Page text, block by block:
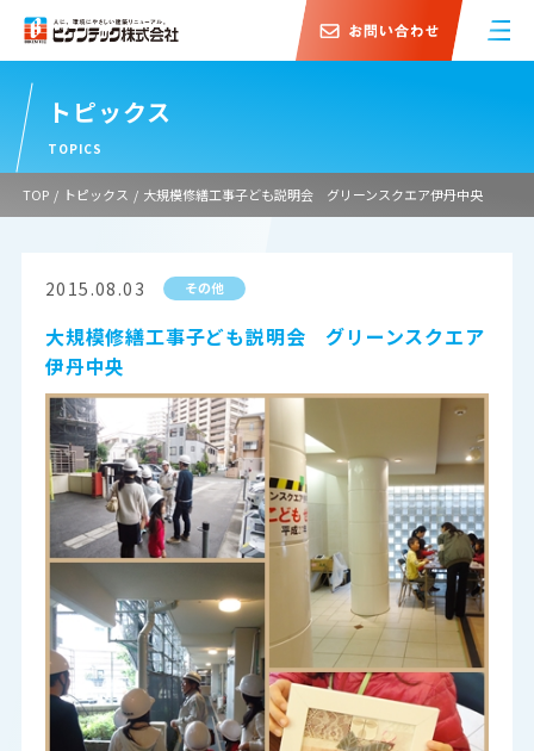
トピックス
TOPICS
TOP / トピックス / 大規模修繕工事子ども説明会 グリーンスクエア伊丹中央
2015.08.03 その他
大規模修繕工事子ども説明会 グリーンスクエア
伊丹中央